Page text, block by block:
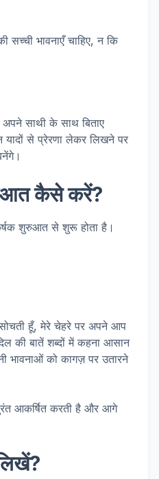
भावनाएँ चाहिए, न कि
साथी के साथ बिताए
से प्रेरणा लेकर लिखने पर
कैसे करें?
शुरुआत से शुरू होता है।
सोचती हूँ, मेरे चेहरे पर अपने आप
की बातें शब्दों में कहना आसान
भावनाओं को कागज़ पर उतारने
आकर्षित करती है और आगे